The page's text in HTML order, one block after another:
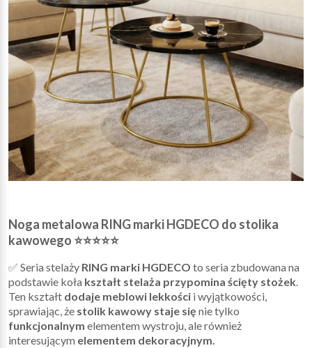
Noga metalowa RING marki HGDECO do stolika
kawowego ⭐⭐⭐⭐⭐
✅ Seria stelaży RING marki HGDECO to seria zbudowana na
podstawie koła kształt stelaża przypomina ścięty stożek.
Ten kształt dodaje meblowi lekkości i wyjątkowości,
sprawiając, że stolik kawowy staje się nie tylko
funkcjonalnym elementem wystroju, ale również
interesującym elementem dekoracyjnym.